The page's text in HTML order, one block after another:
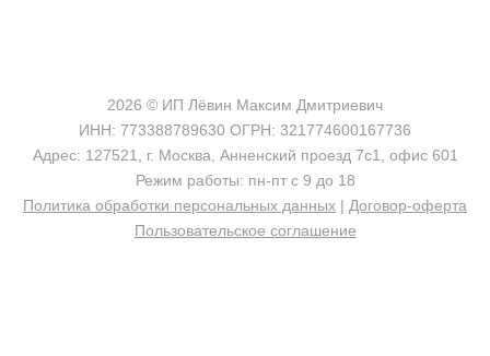
2026 © ИП Лёвин Максим Дмитриевич
ИНН: 773388789630 ОГРН: 321774600167736
Адрес: 127521, г. Москва, Анненский проезд 7с1, офис 601
Режим работы: пн-пт с 9 до 18
Политика обработки персональных данных | Договор-оферта
Пользовательское соглашение